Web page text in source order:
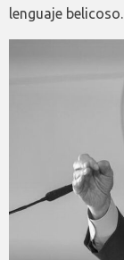
lenguaje belicoso.